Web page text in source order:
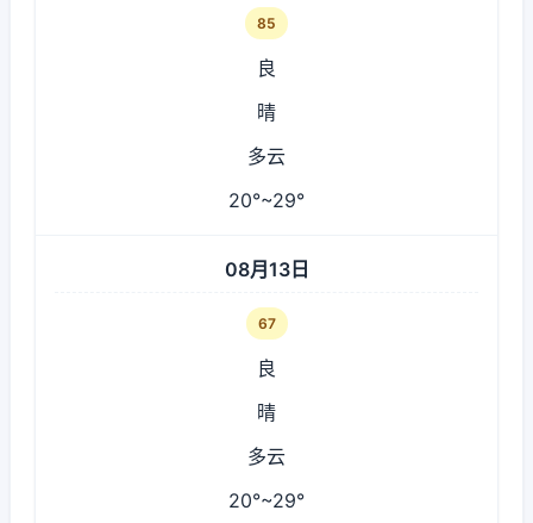
85
良
晴
多云
20°~29°
08月13日
67
良
晴
多云
20°~29°